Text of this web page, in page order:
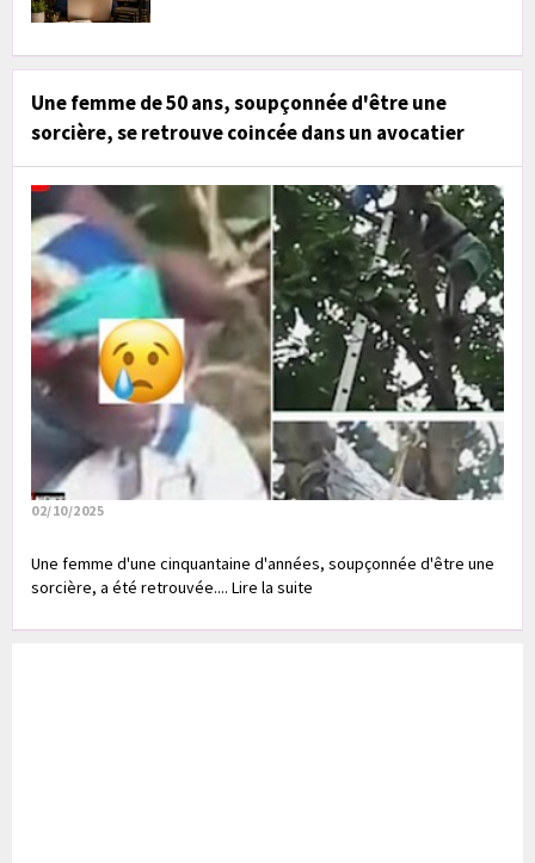
Une femme de 50 ans, soupçonnée d'être une
sorcière, se retrouve coincée dans un avocatier
02/10/2025
Une femme d'une cinquantaine d'années, soupçonnée d'être une
sorcière, a été retrouvée.... Lire la suite